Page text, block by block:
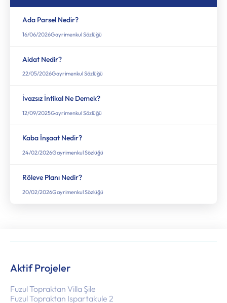
Ada Parsel Nedir?
16/06/2026Gayrimenkul Sözlüğü
Aidat Nedir​?
22/05/2026Gayrimenkul Sözlüğü
İvazsız İntikal Ne Demek?
12/09/2025Gayrimenkul Sözlüğü
Kaba İnşaat Nedir?
24/02/2026Gayrimenkul Sözlüğü
Röleve Planı Nedir​?
20/02/2026Gayrimenkul Sözlüğü
Aktif Projeler
Fuzul Topraktan Villa Şile
Fuzul Topraktan Ispartakule 2